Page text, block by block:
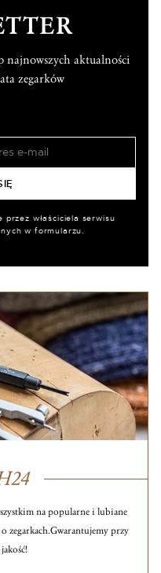
najnowszych aktualności
zegarków
właściciela serwisu
w formularzu.
na popularne i lubiane
zegarkach.Gwarantujemy przy